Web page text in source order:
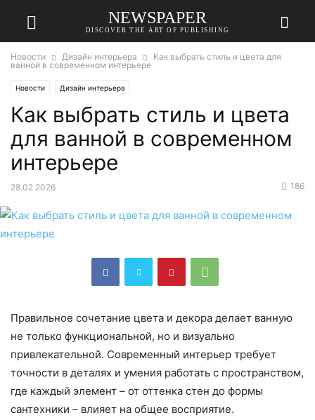
NEWSPAPER
DISCOVER THE ART OF PUBLISHING
Новости Дизайн интерьера
Как выбрать стиль и цвета для
ванной в современном интерьере
Новости Дизайн интерьера
Как выбрать стиль и цвета
для ванной в современном
интерьере
28.02.2026 186
Правильное сочетание цвета и декора делает ванную
не только функциональной, но и визуально
привлекательной. Современный интерьер требует
точности в деталях и умения работать с пространством,
где каждый элемент – от оттенка стен до формы
сантехники – влияет на общее восприятие.